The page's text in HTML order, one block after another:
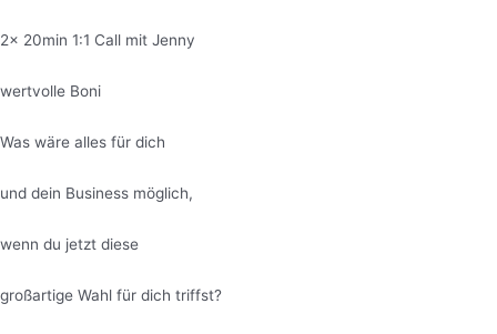
2x 20min 1:1 Call mit Jenny
wertvolle Boni
Was wäre alles für dich
und dein Business möglich,
wenn du jetzt diese
großartige Wahl für dich triffst?